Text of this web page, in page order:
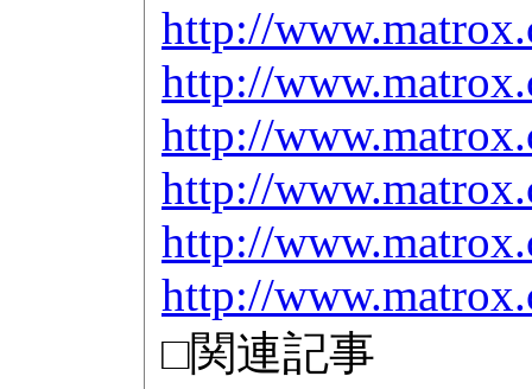
http://
http://
http://
http://
http://
http://
□関連記事